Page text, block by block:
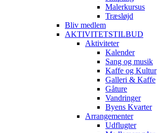
Malerkursus
Træsløjd
Bliv medlem
AKTIVITETSTILBUD
Aktiviteter
Kalender
Sang og musik
Kaffe og Kultur
Galleri & Kaffe
Gåture
Vandringer
Byens Kvarter
Arrangementer
Udflugter